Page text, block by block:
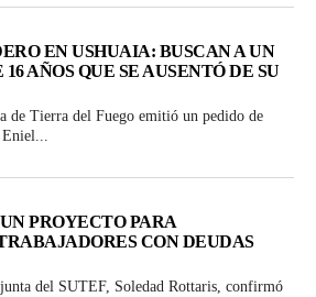
EN USHUAIA: BUSCAN A UN
AÑOS QUE SE AUSENTÓ DE SU
de Tierra del Fuego emitió un pedido de
Eniel...
PROYECTO PARA
CON DEUDAS
del SUTEF, Soledad Rottaris, confirmó